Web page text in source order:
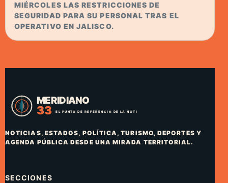
MIÉRCOLES LAS RESTRICCIONES DE
SEGURIDAD PARA SU PERSONAL TRAS EL
OPERATIVO EN JALISCO.
NOTICIAS, ESTADOS, POLÍTICA, TURISMO, DEPORTES Y
AGENDA PÚBLICA DESDE UNA MIRADA TERRITORIAL.
SECCIONES